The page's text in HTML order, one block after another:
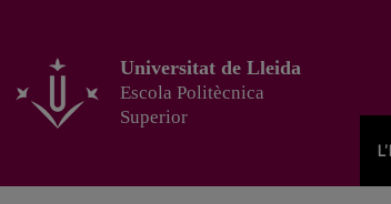
contingut
principal
de
Universitat de Lleida
Escola Politècnica
Superior